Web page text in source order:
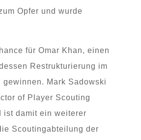
Opfer und wurde
für Omar Khan, einen
Restrukturierung im
gewinnen. Mark Sadowski
of Player Scouting
ist damit ein weiterer
Scoutingabteilung der